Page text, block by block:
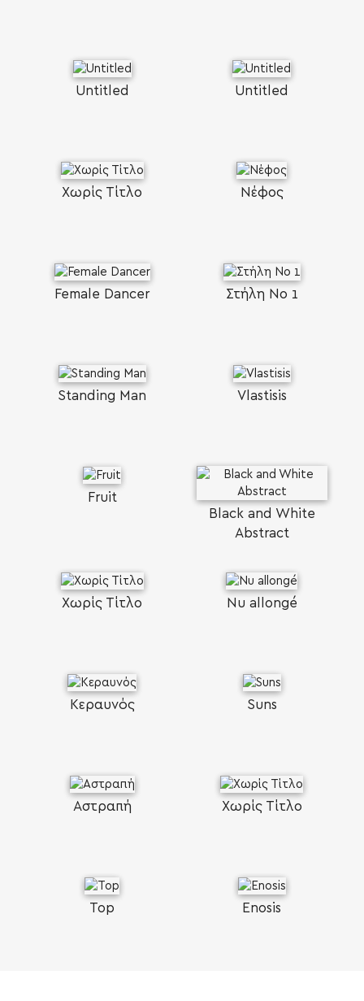
Untitled Untitled
Χωρίς Τίτλο Νέφος
Female Dancer Στήλη Νο 1
Standing Man Vlastisis
Fruit
Black and White
Abstract
Χωρίς Τίτλο Nu allongé
Κεραυνός Suns
Αστραπή Χωρίς Τίτλο
Top Enosis